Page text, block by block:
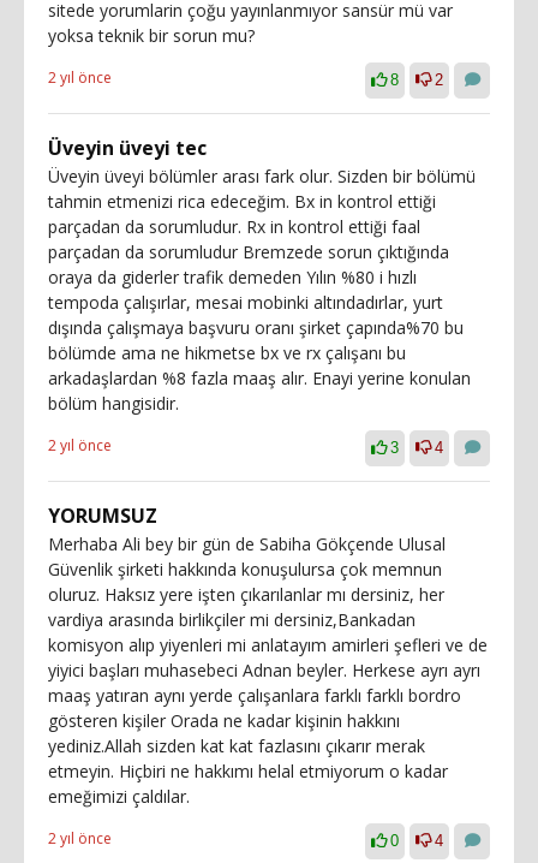
sitede yorumlarin çoğu yayınlanmıyor sansür mü var
yoksa teknik bir sorun mu?
2 yıl önce 8 2
Üveyin üveyi tec
Üveyin üveyi bölümler arası fark olur. Sizden bir bölümü
tahmin etmenizi rica edeceğim. Bx in kontrol ettiği
parçadan da sorumludur. Rx in kontrol ettiği faal
parçadan da sorumludur Bremzede sorun çıktığında
oraya da giderler trafik demeden Yılın %80 i hızlı
tempoda çalışırlar, mesai mobinki altındadırlar, yurt
dışında çalışmaya başvuru oranı şirket çapında%70 bu
bölümde ama ne hikmetse bx ve rx çalışanı bu
arkadaşlardan %8 fazla maaş alır. Enayi yerine konulan
bölüm hangisidir.
2 yıl önce 3 4
YORUMSUZ
Merhaba Ali bey bir gün de Sabiha Gökçende Ulusal
Güvenlik şirketi hakkında konuşulursa çok memnun
oluruz. Haksız yere işten çıkarılanlar mı dersiniz, her
vardiya arasında birlikçiler mi dersiniz,Bankadan
komisyon alıp yiyenleri mi anlatayım amirleri şefleri ve de
yiyici başları muhasebeci Adnan beyler. Herkese ayrı ayrı
maaş yatıran aynı yerde çalışanlara farklı farklı bordro
gösteren kişiler Orada ne kadar kişinin hakkını
yediniz.Allah sizden kat kat fazlasını çıkarır merak
etmeyin. Hiçbiri ne hakkımı helal etmiyorum o kadar
emeğimizi çaldılar.
2 yıl önce 0 4